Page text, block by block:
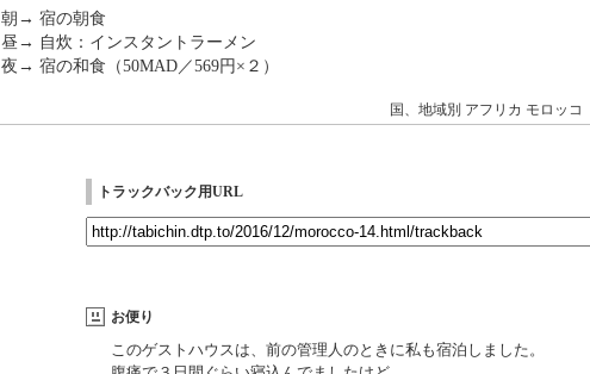
朝→ 宿の朝食
昼→ 自炊：インスタントラーメン
夜→ 宿の和食（50MAD／569円×２）
国、地域別 アフリカ モロッコ
トラックバック用URL
お便り
このゲストハウスは、前の管理人のときに私も宿泊しました。